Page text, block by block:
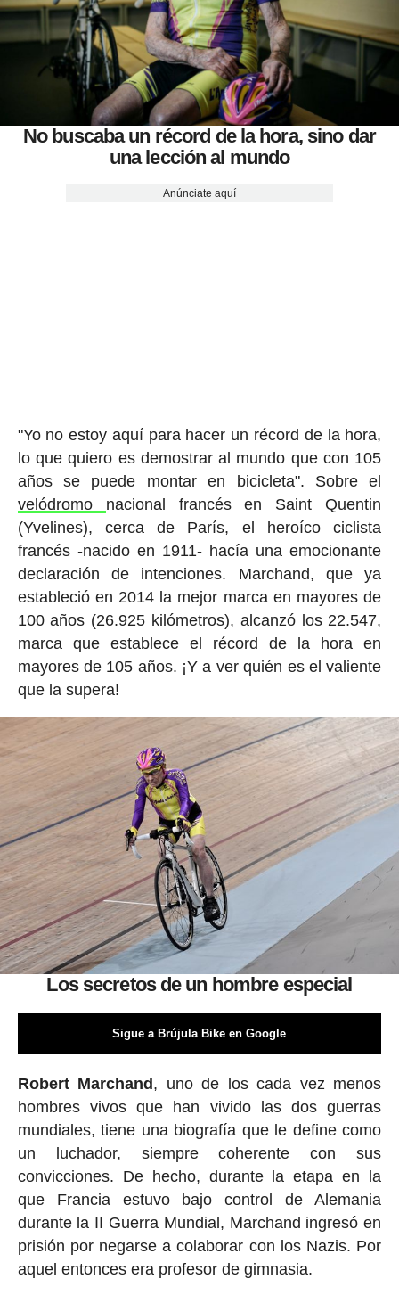
No buscaba un récord de la hora, sino dar
una lección al mundo
Anúnciate aquí
"Yo no estoy aquí para hacer un récord de la hora,
lo que quiero es demostrar al mundo que con 105
años se puede montar en bicicleta". Sobre el
velódromo nacional francés en Saint Quentin
(Yvelines), cerca de París, el heroíco ciclista
francés -nacido en 1911- hacía una emocionante
declaración de intenciones. Marchand, que ya
estableció en 2014 la mejor marca en mayores de
100 años (26.925 kilómetros), alcanzó los 22.547,
marca que establece el récord de la hora en
mayores de 105 años. ¡Y a ver quién es el valiente
que la supera!
Los secretos de un hombre especial
Sigue a Brújula Bike en Google
Robert Marchand , uno de los cada vez menos
hombres vivos que han vivido las dos guerras
mundiales, tiene una biografía que le define como
un luchador, siempre coherente con sus
convicciones. De hecho, durante la etapa en la
que Francia estuvo bajo control de Alemania
durante la II Guerra Mundial, Marchand ingresó en
prisión por negarse a colaborar con los Nazis. Por
aquel entonces era profesor de gimnasia.